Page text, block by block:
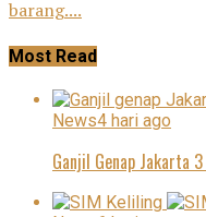
barang....
Most Read
News4 hari ago
Ganjil Genap Jakarta